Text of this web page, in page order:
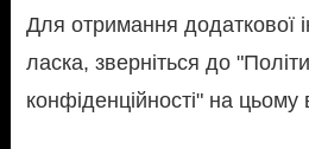
Для отримання додаткової
ласка, зверніться до
конфіденційності" на цьому